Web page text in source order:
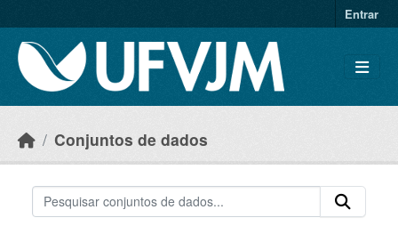
Entrar
Conjuntos de dados